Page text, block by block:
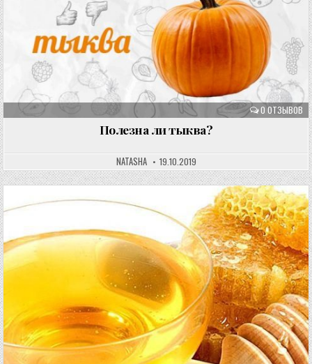
0 ОТЗЫВОВ
Полезна ли тыква?
NATASHA 19.10.2019